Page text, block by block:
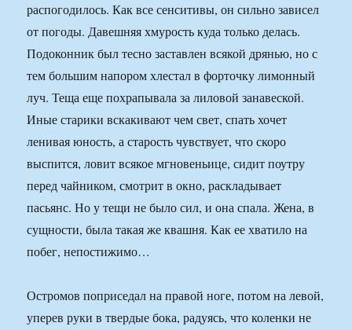
распогодилось. Как все сенситивы, он сильно зависел
от погоды. Давешняя хмурость куда только делась.
Подоконник был тесно заставлен всякой дрянью, но с
тем большим напором хлестал в форточку лимонный
луч. Теща еще похрапывала за лиловой занавеской.
Иные старики вскакивают чем свет, спать хочет
ленивая юность, а старость чувствует, что скоро
выспится, ловит всякое мгновеньице, сидит поутру
перед чайником, смотрит в окно, раскладывает
пасьянс. Но у тещи не было сил, и она спала. Жена, в
сущности, была такая же квашня. Как ее хватило на
побег, непостижимо…
Остромов поприседал на правой ноге, потом на левой,
уперев руки в твердые бока, радуясь, что коленки не